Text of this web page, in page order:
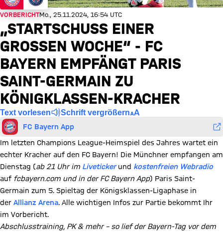
VORBERICHTMo., 25.11.2024, 16:54 UTC
„STARTSCHUSS EINER
GROSSEN WOCHE“ - FC B
AYERN EMPFÄNGT PARIS S
AINT-GERMAIN ZU K
ÖNIGKLASSEN-KRACHER
Text vorlesen Schrift vergrößern
FC Bayern App
Im letzten Champions League-Heimspiel des Jahres wartet ein
echter Kracher auf den FC Bayern! Die Münchner empfangen am
Dienstag (ab 21 Uhr im Livetickerund kostenfreien Webradio
auf fcbayern.com und in der FC Bayern App) Paris Saint-
Germain zum 5. Spieltag der Königsklassen-Ligaphase in
der Allianz Arena. Alle wichtigen Infos zur Partie bekommt Ihr
im Vorbericht.
Abschlusstraining, PK & mehr – so lief der Bayern-Tag vor dem